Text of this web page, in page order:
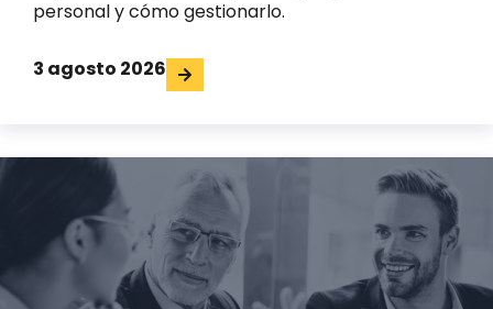
personal y cómo gestionarlo.
3 agosto 2026